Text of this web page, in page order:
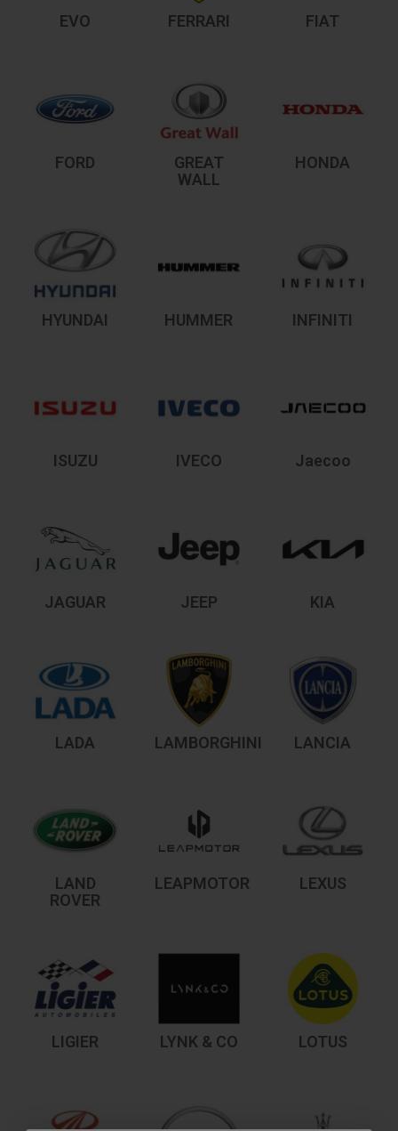
EVO FERRARI FIAT
FORD
GREAT
WALL
HONDA
HYUNDAI HUMMER INFINITI
ISUZU IVECO Jaecoo
JAGUAR JEEP KIA
LADA LAMBORGHINI LANCIA
LAND
ROVER
LEAPMOTOR LEXUS
LIGIER LYNK & CO LOTUS